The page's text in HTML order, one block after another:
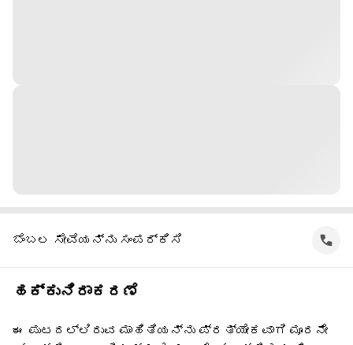
ಬೆಂಬಲ ಸೇವೆಯನ್ನು ಸಂಪರ್ಕಿಸಿ
ಹಕ್ಕುನಿರಾಕರಣೆ
ಈ ಪುಟದಲ್ಲಿರುವ ಮಾಹಿತಿಯನ್ನು ಪ್ರತ್ಯೇಕವಾಗಿ ಮೂರನೇ